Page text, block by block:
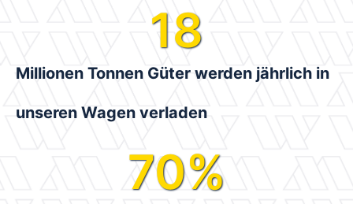
Millionen Tonnen Güter werden jährlich in
unseren Wagen verladen
18
70%